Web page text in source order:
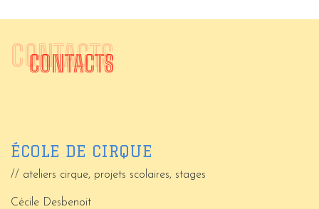
CONTACTS
CONTACTS
ÉCOLE DE CIRQUE
// ateliers cirque, projets scolaires, stages
Cécile Desbenoit